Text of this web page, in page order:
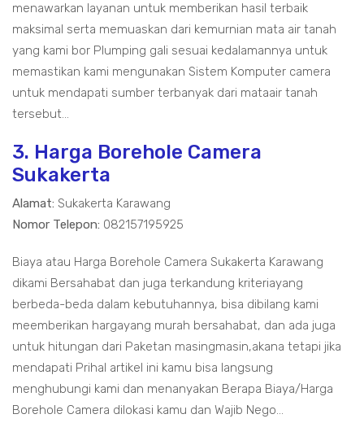
menawarkan layanan untuk memberikan hasil terbaik
maksimal serta memuaskan dari kemurnian mata air tanah
yang kami bor Plumping gali sesuai kedalamannya untuk
memastikan kami mengunakan Sistem Komputer camera
untuk mendapati sumber terbanyak dari mataair tanah
tersebut...
3. Harga Borehole Camera
Sukakerta
Alamat: Sukakerta Karawang
Nomor Telepon: 082157195925
Biaya atau Harga Borehole Camera Sukakerta Karawang
dikami Bersahabat dan juga terkandung kriteriayang
berbeda-beda dalam kebutuhannya, bisa dibilang kami
meemberikan hargayang murah bersahabat, dan ada juga
untuk hitungan dari Paketan masingmasin,akana tetapi jika
mendapati Prihal artikel ini kamu bisa langsung
menghubungi kami dan menanyakan Berapa Biaya/Harga
Borehole Camera dilokasi kamu dan Wajib Nego...